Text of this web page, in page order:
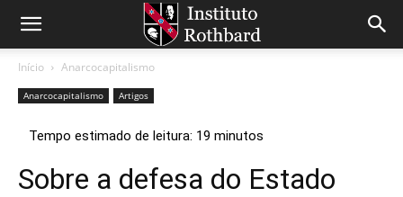
Início Anarcocapitalismo
Anarcocapitalismo Artigos
Sobre a defesa do Estado